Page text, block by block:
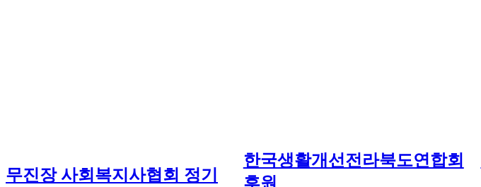
무진장 사회복지사협회 정기
한국생활개선전라북도연합회
후원